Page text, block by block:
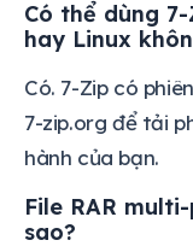
Có thể dùng
hay Linux
Có. 7-Zip có
7-zip.org để tải
hành của bạn.
File RAR
sao?